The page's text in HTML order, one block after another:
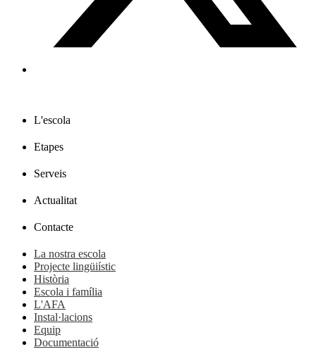
L'escola
Etapes
Serveis
Actualitat
Contacte
La nostra escola
Projecte lingüiístic
Història
Escola i família
L'AFA
Instal·lacions
Equip
Documentació